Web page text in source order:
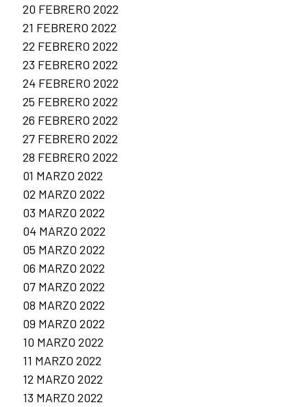
20 FEBRERO 2022
21 FEBRERO 2022
22 FEBRERO 2022
23 FEBRERO 2022
24 FEBRERO 2022
25 FEBRERO 2022
26 FEBRERO 2022
27 FEBRERO 2022
28 FEBRERO 2022
01 MARZO 2022
02 MARZO 2022
03 MARZO 2022
04 MARZO 2022
05 MARZO 2022
06 MARZO 2022
07 MARZO 2022
08 MARZO 2022
09 MARZO 2022
10 MARZO 2022
11 MARZO 2022
12 MARZO 2022
13 MARZO 2022